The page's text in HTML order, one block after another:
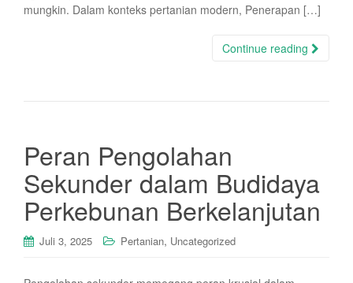
mungkin. Dalam konteks pertanian modern, Penerapan […]
Continue reading
Peran Pengolahan
Sekunder dalam Budidaya
Perkebunan Berkelanjutan
Juli 3, 2025 Pertanian, Uncategorized